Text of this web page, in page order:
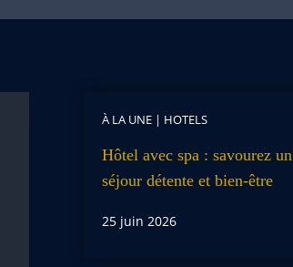
À LA UNE| HOTELS
Hôtel avec spa : savourez un
séjour détente et bien-être
25 juin 2026